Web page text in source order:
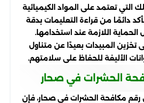
التي تعتمد على المواد الكيميائية
دائمًا من قراءة التعليمات بدقة
الحماية اللازمة عند استخدامها.
تخزين المبيدات بعيدًا عن متناول
الأليفة للحفاظ على سلامتهم.
الحشرات في صحار
رقم مكافحة الحشرات في صحار، فإن